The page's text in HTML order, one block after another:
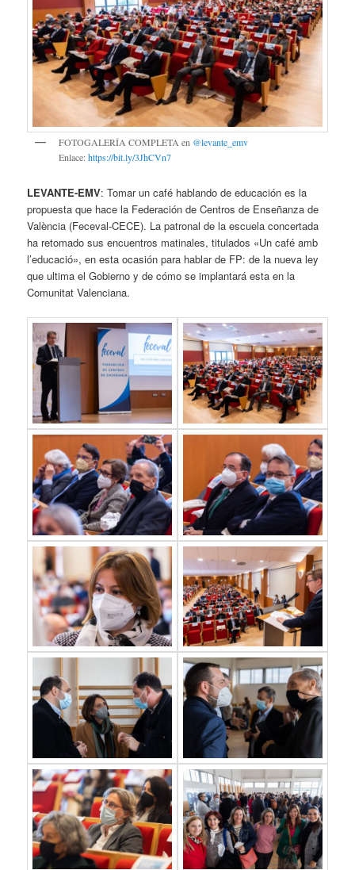
FOTOGALERÍA COMPLETA en @levante_emv
Enlace:https://bit.ly/3JhCVn7
LEVANTE-EMV: Tomar un café hablando de educación es la
propuesta que hace la Federación de Centros de Enseñanza de
València (Feceval-CECE). La patronal de la escuela concertada
ha retomado sus encuentros matinales, titulados «Un café amb
l’educació», en esta ocasión para hablar de FP: de la nueva ley
que ultima el Gobierno y de cómo se implantará esta en la
Comunitat Valenciana.